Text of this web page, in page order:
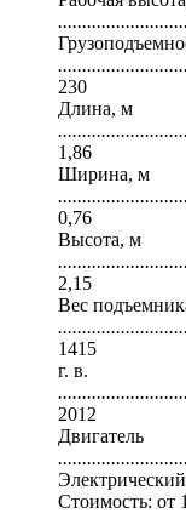
230
Длина, м
1,86
Ширина, м
0,76
Высота, м
2,15
Вес
1415
г. в.
2012
Двигатель
Электрический
Стоимость: от